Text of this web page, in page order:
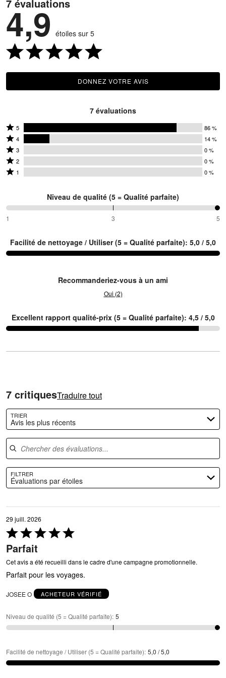
7 évaluations
4,9 étoiles sur 5
DONNEZ VOTRE AVIS
7 évaluations
Coté
5
étoiles
par
86 %
5 86 %
Coté
4
étoiles
par
évaluateurs
4 14 %
Coté
3
étoiles
des
évaluateurs
3 0 %
Coté
2
0 %
des
2 0 %
Coté
0 % des
évaluateurs
1 0 %
Niveau de qualité (5 = Qualité parfaite)
100 %
entre
et
3
1 3 5
Facilité de nettoyage / Utiliser (5 = Qualité parfaite): 5,0 / 5,0
Recommanderiez-vous à un ami
Oui (2)
Excellent rapport qualité-prix (5 = Qualité parfaite): 4,5 / 5,0
7 critiquesTraduire tout
TRIER
Avis les plus récents
Chercher des évaluations
FILTRER
Évaluations par étoiles
29 juill. 2026
Coté
5 sur
5
Parfait
Cet avis a été recueilli dans le cadre d'une campagne promotionnelle.
Parfait pour les voyages.
JOSEE O ACHETEUR VÉRIFIÉ
Niveau de qualité (5 = Qualité parfaite): 5
Facilité de nettoyage / Utiliser (5 = Qualité parfaite): 5,0 / 5,0